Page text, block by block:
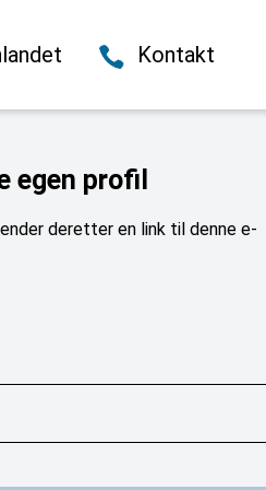
Kontakt
egen profil
deretter en link til denne e-